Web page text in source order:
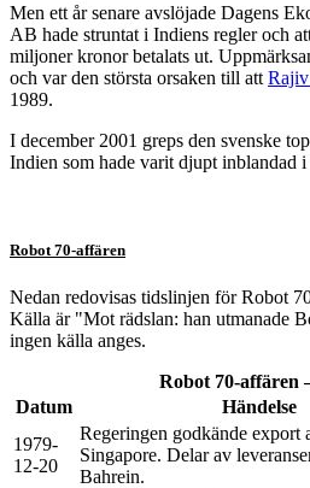
Men ett år senare avslöjade Dagens
AB hade struntat i Indiens regler och
miljoner kronor betalats ut.
och var den största orsaken till att
1989.
I december 2001 greps den svenske
Indien som hade varit djupt inblandad
Robot 70-affären
Nedan redovisas tidslinjen för Robot
Källa är "Mot rädslan: han utmanade
ingen källa anges.
Robot 70-affären
Datum
Händelse
1979-
12-20
Regeringen godkände export
Singapore. Delar av
Bahrein.